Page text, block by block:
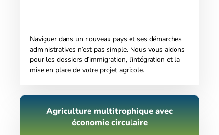
Naviguer dans un nouveau pays et ses démarches
administratives n’est pas simple. Nous vous aidons
pour les dossiers d’immigration, l’intégration et la
mise en place de votre projet agricole.
Agriculture multitrophique avec
économie circulaire